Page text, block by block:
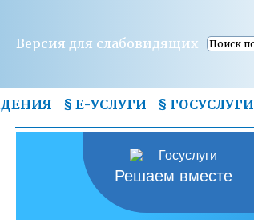
Версия для слабовидящих
§ Е-УСЛУГИ § ГОСУСЛУГИ
Решаем вместе